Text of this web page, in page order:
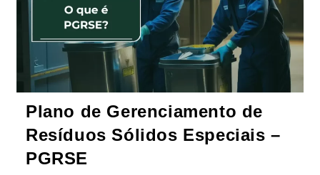
Plano de Gerenciamento de
Resíduos Sólidos Especiais –
PGRSE